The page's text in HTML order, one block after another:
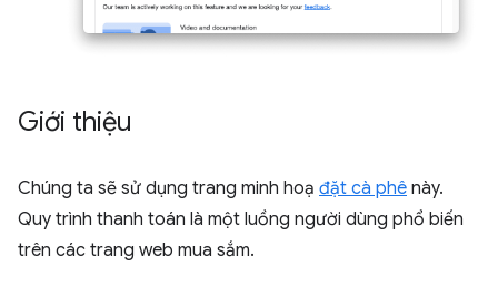
Giới thiệu
Chúng ta sẽ sử dụng trang minh hoạ đặt cà phê này.
Quy trình thanh toán là một luồng người dùng phổ biến
trên các trang web mua sắm.